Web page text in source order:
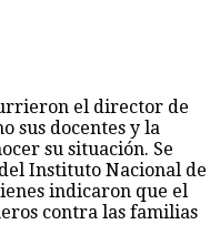
el director de
sus docentes y la
su situación. Se
Instituto Nacional de
indicaron que el
contra las familias